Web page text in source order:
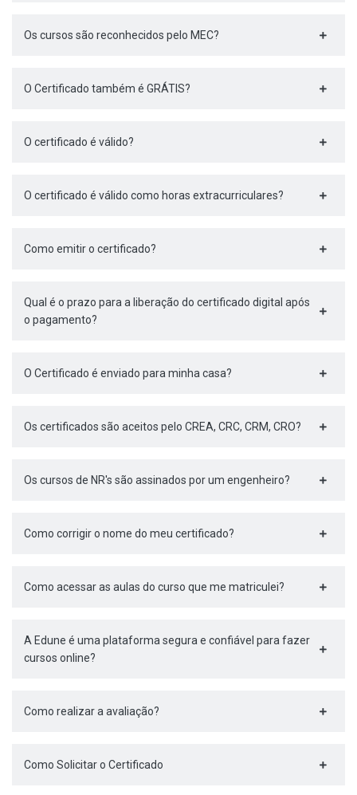
Os cursos são reconhecidos pelo MEC?
O Certificado também é GRÁTIS?
O certificado é válido?
O certificado é válido como horas extracurriculares?
Como emitir o certificado?
Qual é o prazo para a liberação do certificado digital após
o pagamento?
O Certificado é enviado para minha casa?
Os certificados são aceitos pelo CREA, CRC, CRM, CRO?
Os cursos de NR's são assinados por um engenheiro?
Como corrigir o nome do meu certificado?
Como acessar as aulas do curso que me matriculei?
A Edune é uma plataforma segura e confiável para fazer
cursos online?
Como realizar a avaliação?
Como Solicitar o Certificado